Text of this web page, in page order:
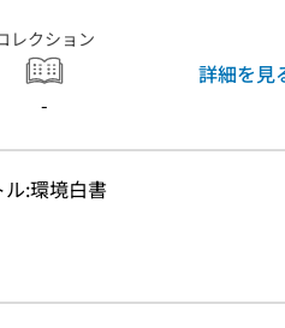
レクション
-
詳細を見
:環境白書